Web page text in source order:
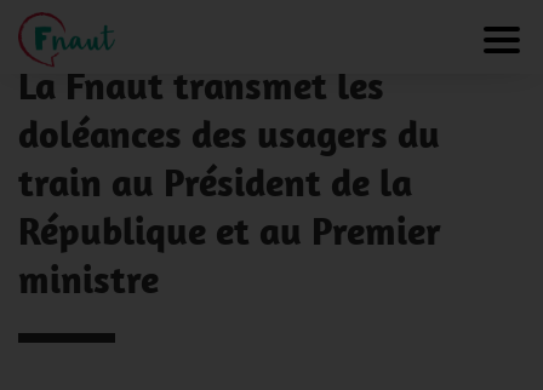
Panneau de gestion des cookies
NOS ACTUALITÉS
La Fnaut transmet les
doléances des usagers du
train au Président de la
République et au Premier
ministre